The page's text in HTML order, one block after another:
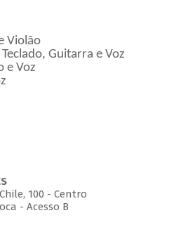
Violão
Guitarra e Voz
e Voz
100 - Centro
- Acesso B